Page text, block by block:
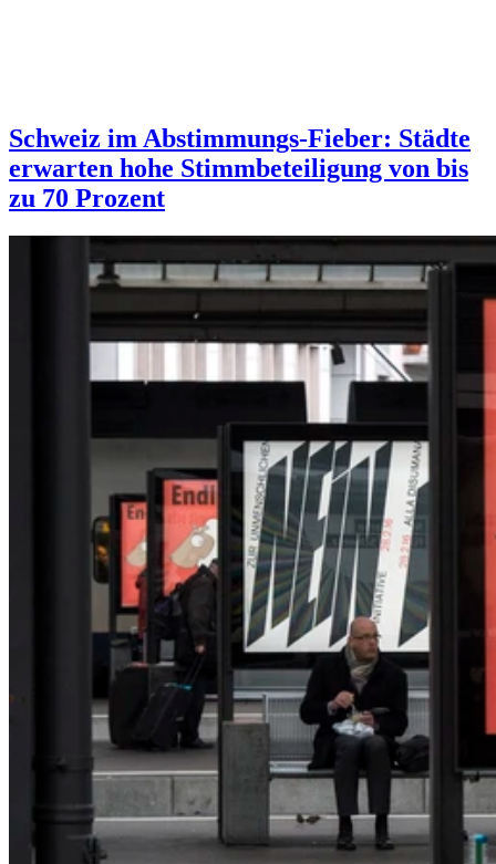
Schweiz im Abstimmungs-Fieber: Städte
erwarten hohe Stimmbeteiligung von bis
zu 70 Prozent